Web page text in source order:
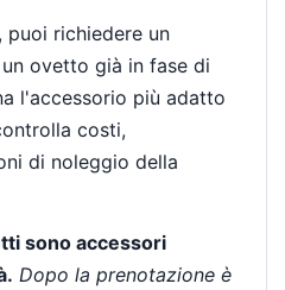
puoi richiedere un
ovetto già in fase di
l'accessorio più adatto
costi,
di noleggio della
sono accessori
Dopo la prenotazione è